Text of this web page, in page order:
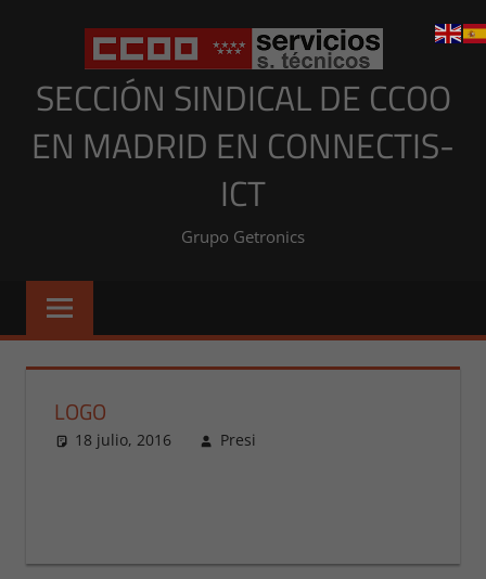
SECCIÓN SINDICAL DE CCOO
EN MADRID EN CONNECTIS-
ICT
Grupo Getronics
LOGO
18 julio, 2016 Presi